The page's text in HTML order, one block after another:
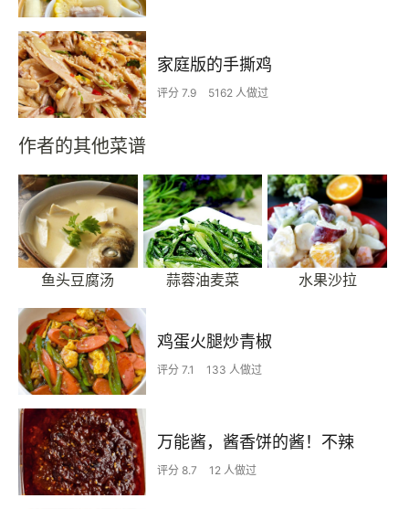
家庭版的手撕鸡
评分 7.9 5162 人做过
作者的其他菜谱
鱼头豆腐汤 蒜蓉油麦菜 水果沙拉
鸡蛋火腿炒青椒
评分 7.1 133 人做过
万能酱，酱香饼的酱！不辣
评分 8.7 12 人做过